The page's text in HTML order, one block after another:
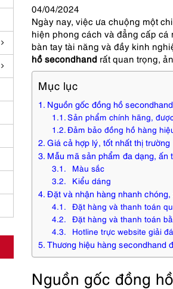
04/04/2024
Ngày nay, việc ưa chuộng một
hiện phong cách và đẳng cấp
bàn tay tài năng và đầy kinh
hồ secondhand rất quan trọng,
Mục lục
Nguồn gốc đồng hồ
Sản phẩm chính hãng,
Đảm bảo đồng hồ hàng
Giá cả hợp lý, tốt nhất thị trường
Mẫu mã sản phẩm đa dạng, ấn
Màu sắc
Kiểu dáng
Đặt và nhận hàng nhanh
Đặt hàng và thanh toán
Đặt hàng và thanh toán
Hotline trực website giải
Thương hiệu hàng secondhand
Nguồn gốc đồng